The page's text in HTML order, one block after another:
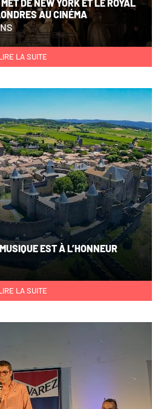
DE NEW YORK ET LE ROYAL
AU CINÉMA
LA SUITE
EST À L’HONNEUR
LA SUITE